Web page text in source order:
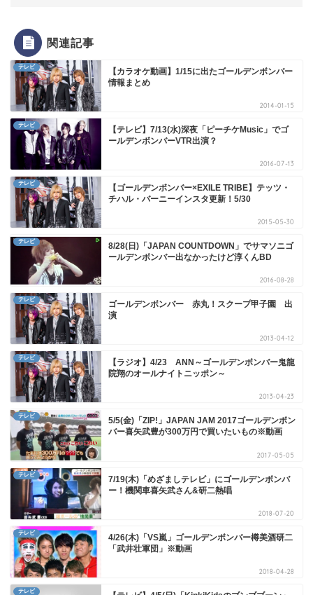
関連記事
テレビ
【カラオケ動画】1/15に出たゴールデンボンバー
情報まとめ
2014-01-15
テレビ
【テレビ】7/13(水)深夜「ピーチケMusic」でゴ
ールデンボンバーVTR出演？
2016-07-13
テレビ
【ゴールデンボンバー×EXILE TRIBE】テッツ・
チハル・バーニーインスタ更新！5/30
2015-05-30
テレビ
8/28(日)「JAPAN COUNTDOWN」でサマソニゴ
ールデンボンバー出なかったけど淳くんBD
2016-08-28
テレビ
ゴールデンボンバー 赤丸！スクープ甲子園 出
演
2013-04-12
テレビ
【ラジオ】4/23 ANN～ゴールデンボンバー鬼龍
院翔のオールナイトニッポン～
2013-04-23
テレビ
5/5(金)「ZIP!」JAPAN JAM 2017ゴールデンボン
バー喜矢武豊が300万円で買いたいもの※動画
2017-05-05
テレビ
7/19(木)「めざましテレビ」にゴールデンボンバ
ー！機関車喜矢武さん&研二熱唱
2018-07-20
テレビ
4/26(木)「VS嵐」ゴールデンボンバー樽美酒研二
「武井壮軍団」※動画
2018-04-28
テレビ